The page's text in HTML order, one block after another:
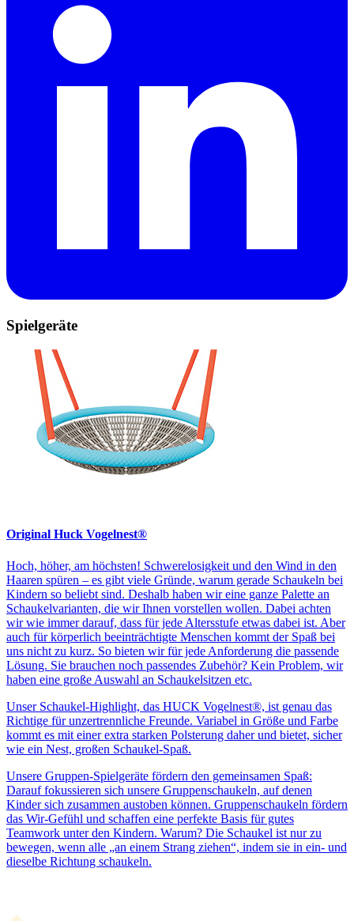
Spielgeräte
Original Huck Vogelnest®
Hoch, höher, am höchsten! Schwerelosigkeit und den Wind in den
Haaren spüren – es gibt viele Gründe, warum gerade Schaukeln bei
Kindern so beliebt sind. Deshalb haben wir eine ganze Palette an
Schaukelvarianten, die wir Ihnen vorstellen wollen. Dabei achten
wir wie immer darauf, dass für jede Altersstufe etwas dabei ist. Aber
auch für körperlich beeinträchtigte Menschen kommt der Spaß bei
uns nicht zu kurz. So bieten wir für jede Anforderung die passende
Lösung. Sie brauchen noch passendes Zubehör? Kein Problem, wir
haben eine große Auswahl an Schaukelsitzen etc.
Unser Schaukel-Highlight, das HUCK Vogelnest®, ist genau das
Richtige für unzertrennliche Freunde. Variabel in Größe und Farbe
kommt es mit einer extra starken Polsterung daher und bietet, sicher
wie ein Nest, großen Schaukel-Spaß.
Unsere Gruppen-Spielgeräte fördern den gemeinsamen Spaß:
Darauf fokussieren sich unsere Gruppenschaukeln, auf denen
Kinder sich zusammen austoben können. Gruppenschaukeln fördern
das Wir-Gefühl und schaffen eine perfekte Basis für gutes
Teamwork unter den Kindern. Warum? Die Schaukel ist nur zu
bewegen, wenn alle „an einem Strang ziehen“, indem sie in ein- und
dieselbe Richtung schaukeln.